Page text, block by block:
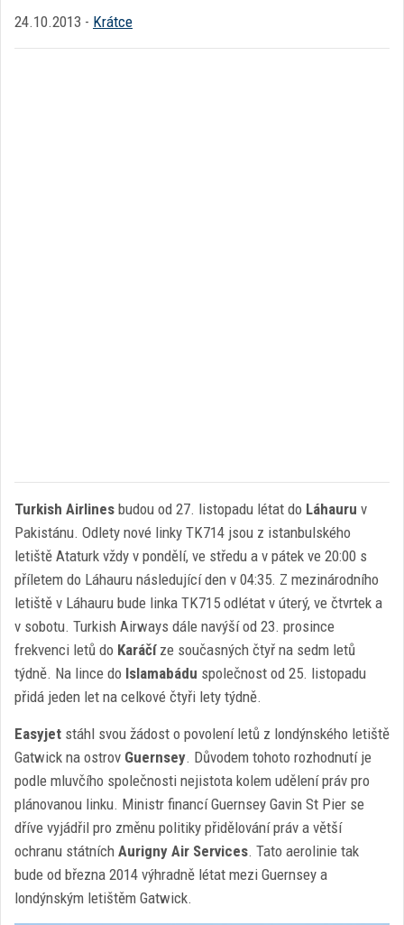
24.10.2013 - Krátce
Turkish Airlines budou od 27. listopadu létat do Láhauru v
Pakistánu. Odlety nové linky TK714 jsou z istanbulského
letiště Ataturk vždy v pondělí, ve středu a v pátek ve 20:00 s
příletem do Láhauru následující den v 04:35. Z mezinárodního
letiště v Láhauru bude linka TK715 odlétat v úterý, ve čtvrtek a
v sobotu. Turkish Airways dále navýší od 23. prosince
frekvenci letů do Karáčíze současných čtyř na sedm letů
týdně. Na lince do Islamabádu společnost od 25. listopadu
přidá jeden let na celkové čtyři lety týdně.
Easyjet stáhl svou žádost o povolení letů z londýnského letiště
Gatwick na ostrov Guernsey. Důvodem tohoto rozhodnutí je
podle mluvčího společnosti nejistota kolem udělení práv pro
plánovanou linku. Ministr financí Guernsey Gavin St Pier se
dříve vyjádřil pro změnu politiky přidělování práv a větší
ochranu státních Aurigny Air Services. Tato aerolinie tak
bude od března 2014 výhradně létat mezi Guernsey a
londýnským letištěm Gatwick.